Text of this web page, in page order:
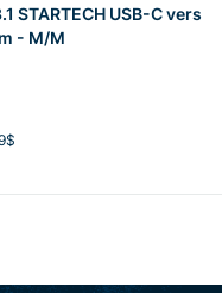
STARTECH USB-C vers
- M/M